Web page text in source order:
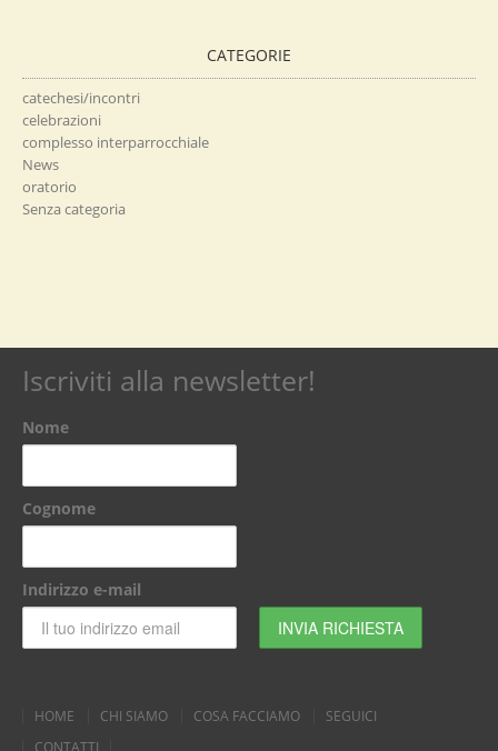
CATEGORIE
catechesi/incontri
celebrazioni
complesso interparrocchiale
News
oratorio
Senza categoria
Iscriviti alla newsletter!
Nome
Cognome
Indirizzo e-mail
HOME CHI SIAMO COSA FACCIAMO
SEGUICI
CONTATTI